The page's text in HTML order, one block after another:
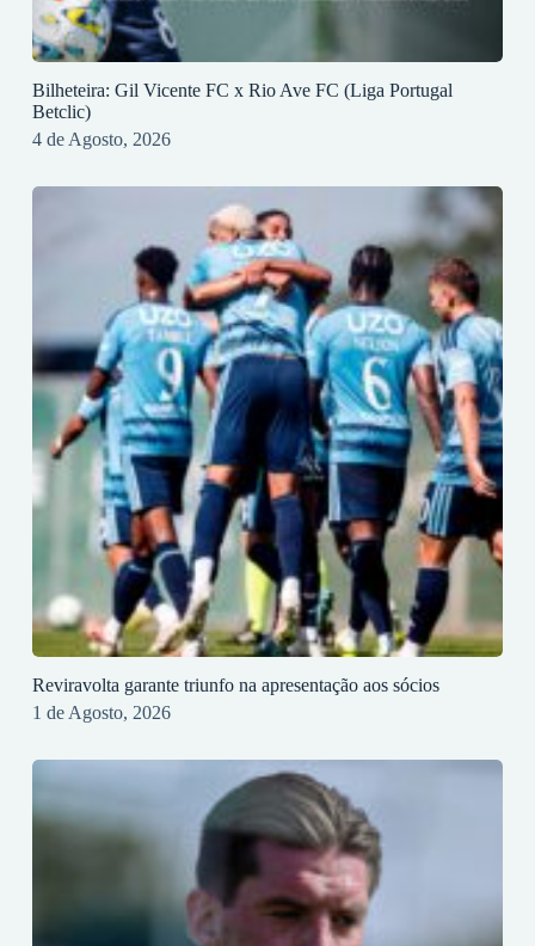
Bilheteira: Gil Vicente FC x Rio Ave FC (Liga Portugal
Betclic)
4 de Agosto, 2026
Reviravolta garante triunfo na apresentação aos sócios
1 de Agosto, 2026